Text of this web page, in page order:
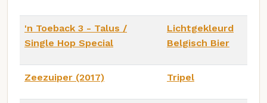
'n Toeback 3 - Talus /
Single Hop Special
Lichtgekleurd
Belgisch Bier
Zeezuiper (2017) Tripel